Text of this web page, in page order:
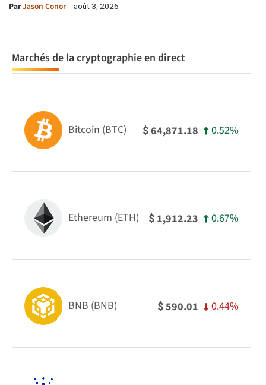
ParJason Conor août 3, 2026
Marchés de la cryptographie en direct
Bitcoin (BTC) $64,871.18 0.52%
Ethereum (ETH) $ 1,912.23 0.67%
BNB (BNB) $590.01 0.44%